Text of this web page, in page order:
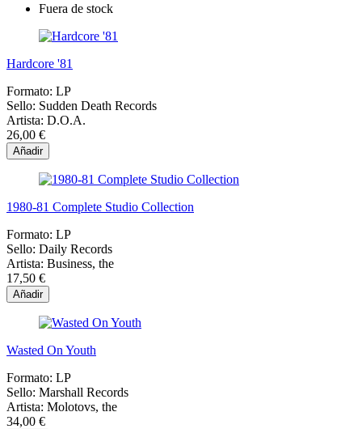
Fuera de stock
Hardcore '81
Formato: LP
Sello: Sudden Death Records
Artista: D.O.A.
26,00 €
Añadir
1980-81 Complete Studio Collection
Formato: LP
Sello: Daily Records
Artista: Business, the
17,50 €
Añadir
Wasted On Youth
Formato: LP
Sello: Marshall Records
Artista: Molotovs, the
34,00 €